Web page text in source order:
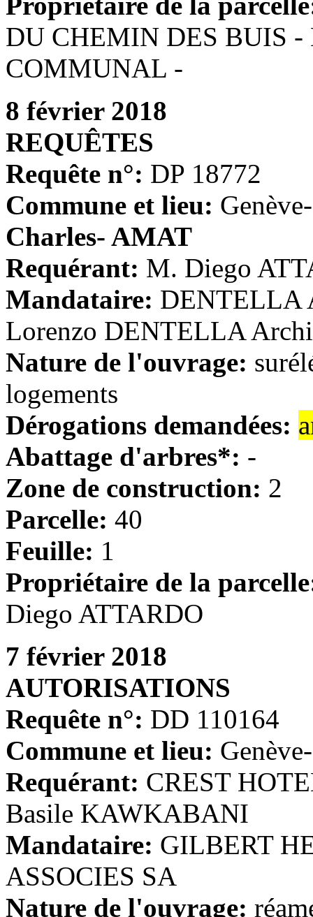
DU CHEMIN DES BUIS
COMMUNAL -
8 février 2018
REQUÊTES
Requête n°: DP 18772
Commune et lieu:
Charles- AMAT
Requérant: M. Diego
Mandataire: DENTELLA
Lorenzo DENTELLA
Nature de l'ouvrage:
logements
Dérogations demandées:
Abattage d'arbres*: -
Zone de construction: 2
Parcelle: 40
Feuille: 1
Propriétaire de la
Diego ATTARDO
7 février 2018
AUTORISATIONS
Requête n°: DD 110164
Commune et lieu:
Requérant: CREST
Basile KAWKABANI
Mandataire: GILBERT
ASSOCIES SA
Nature de l'ouvrage: